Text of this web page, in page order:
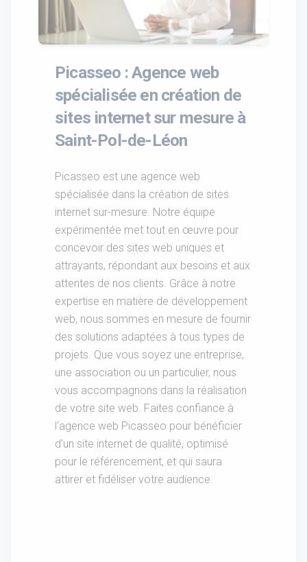
Picasseo : Agence web
spécialisée en création de
sites internet sur mesure à
Saint-Pol-de-Léon
Picasseo est une agence web
spécialisée dans la création de sites
internet sur-mesure. Notre équipe
expérimentée met tout en œuvre pour
concevoir des sites web uniques et
attrayants, répondant aux besoins et aux
attentes de nos clients. Grâce à notre
expertise en matière de développement
web, nous sommes en mesure de fournir
des solutions adaptées à tous types de
projets. Que vous soyez une entreprise,
une association ou un particulier, nous
vous accompagnons dans la réalisation
de votre site web. Faites confiance à
l'agence web Picasseo pour bénéficier
d'un site internet de qualité, optimisé
pour le référencement, et qui saura
attirer et fidéliser votre audience.